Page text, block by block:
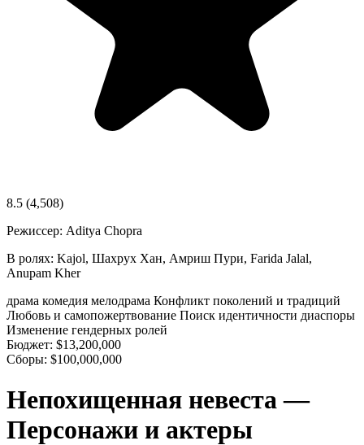
8.5 (4,508)
Режиссер: Aditya Chopra
В ролях: Kajol, Шахрух Хан, Амриш Пури, Farida Jalal,
Anupam Kher
драма комедия мелодрама Конфликт поколений и традиций
Любовь и самопожертвование Поиск идентичности диаспоры
Изменение гендерных ролей
Бюджет: $13,200,000
Сборы: $100,000,000
Непохищенная невеста —
Персонажи и актеры